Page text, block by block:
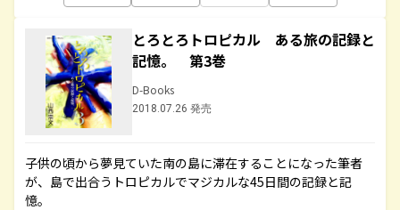
とろとろトロピカル ある旅の記録と
記憶。 第3巻
D-Books
2018.07.26 発売
子供の頃から夢見ていた南の島に滞在することになった筆者
が、島で出合うトロピカルでマジカルな45日間の記録と記
憶。